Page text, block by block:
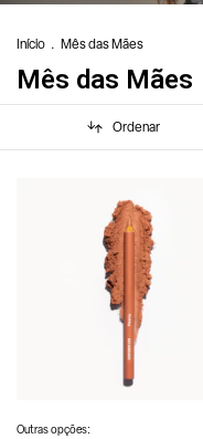
Início . Mês das Mães
Mês das Mães
Ordenar
Outras opções: